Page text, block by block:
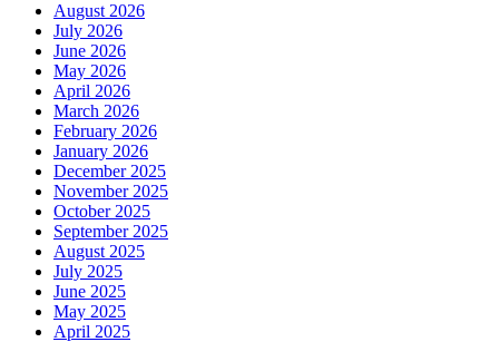
August 2026
July 2026
June 2026
May 2026
April 2026
March 2026
February 2026
January 2026
December 2025
November 2025
October 2025
September 2025
August 2025
July 2025
June 2025
May 2025
April 2025